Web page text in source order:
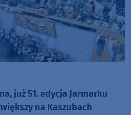
już 51. edycja Jarmarku
na Kaszubach